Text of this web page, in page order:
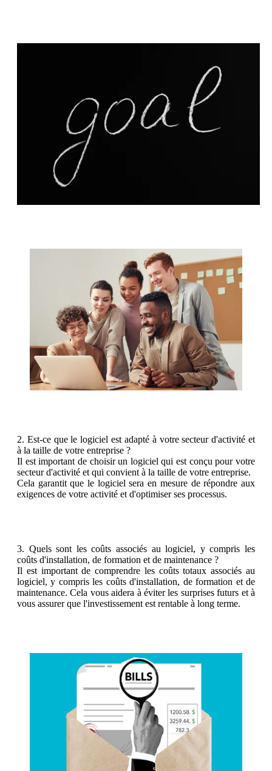
2. Est-ce que le logiciel est adapté à votre secteur d'activité et
à la taille de votre entreprise ?
Il est important de choisir un logiciel qui est conçu pour votre
secteur d'activité et qui convient à la taille de votre entreprise.
Cela garantit que le logiciel sera en mesure de répondre aux
exigences de votre activité et d'optimiser ses processus.
3. Quels sont les coûts associés au logiciel, y compris les
coûts d'installation, de formation et de maintenance ?
Il est important de comprendre les coûts totaux associés au
logiciel, y compris les coûts d'installation, de formation et de
maintenance. Cela vous aidera à éviter les surprises futurs et à
vous assurer que l'investissement est rentable à long terme.